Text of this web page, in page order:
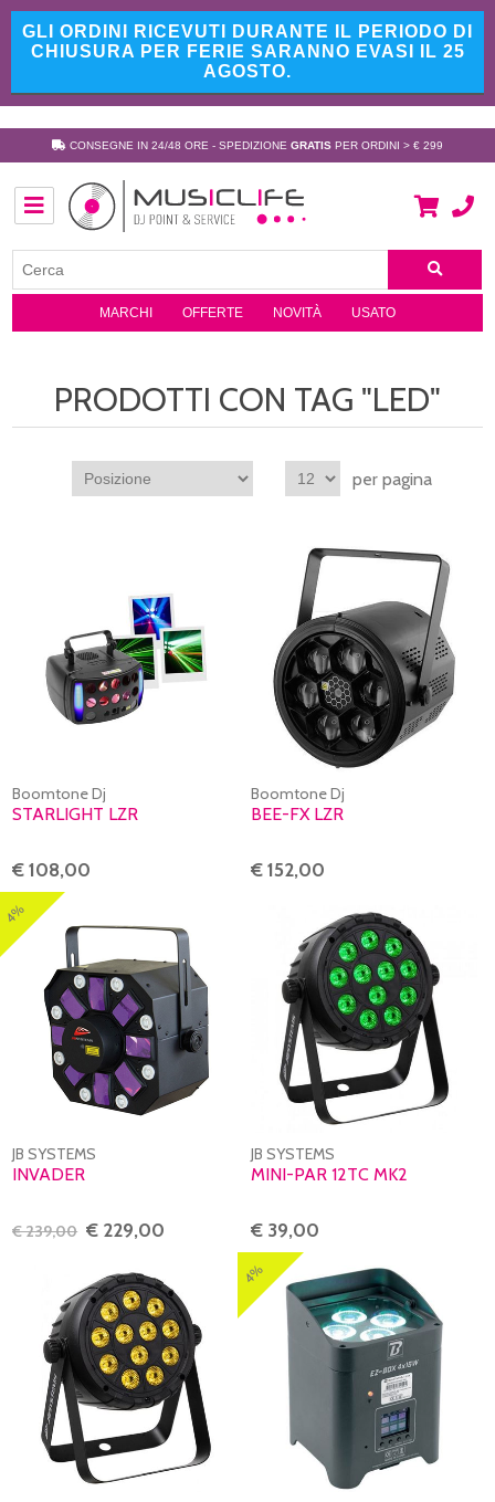
GLI ORDINI RICEVUTI DURANTE IL PERIODO DI
CHIUSURA PER FERIE SARANNO EVASI IL 25
AGOSTO.
CONSEGNE IN 24/48 ORE - SPEDIZIONE GRATIS PER ORDINI > € 299
MARCHI OFFERTE NOVITÀ USATO
PRODOTTI CON TAG "LED"
per pagina
Boomtone Dj
STARLIGHT LZR
€ 108,00
Boomtone Dj
BEE-FX LZR
€ 152,00
4%
JB SYSTEMS
INVADER
€ 239,00 € 229,00
JB SYSTEMS
MINI-PAR 12TC MK2
€ 39,00
4%